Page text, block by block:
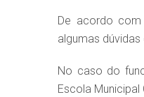
De acordo com
algumas
No caso do
Escola